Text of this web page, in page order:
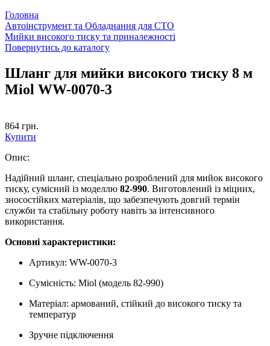
Головна
Автоінструмент та Обладнання для СТО
Мийки високого тиску та приналежності
Повернутись до каталогу
Шланг для мийки високого тиску 8 м
Miol WW-0070-3
864 грн.
Купити
Опис:
Надійний шланг, спеціально розроблений для мийок високого
тиску, сумісний із моделлю 82-990. Виготовлений із міцних,
зносостійких матеріалів, що забезпечують довгий термін
служби та стабільну роботу навіть за інтенсивного
використання.
Основні характеристики:
Артикул: WW-0070-3
Сумісність: Miol (модель 82-990)
Матеріал: армований, стійкий до високого тиску та
температур
Зручне підключення